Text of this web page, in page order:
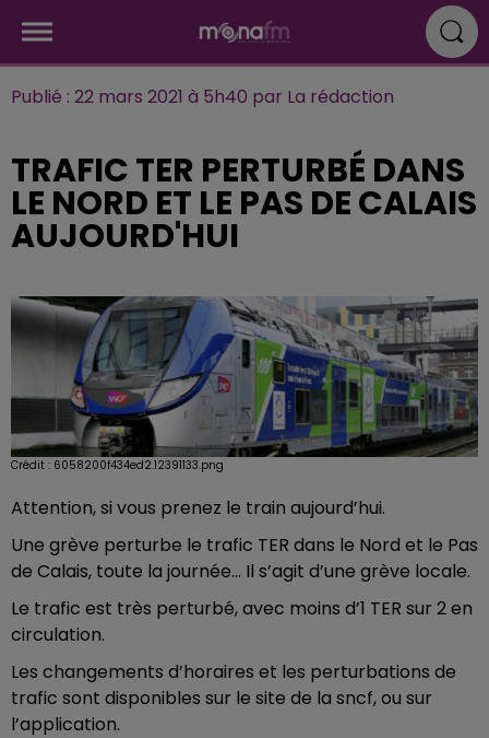
Publié : 22 mars 2021 à 5h40 par La rédaction
TRAFIC TER PERTURBÉ DANS
LE NORD ET LE PAS DE CALAIS
AUJOURD'HUI
Crédit : 6058200f434ed2.12391133.png
Attention, si vous prenez le train aujourd’hui.
Une grève perturbe le trafic TER dans le Nord et le Pas
de Calais, toute la journée… Il s’agit d’une grève locale.
Le trafic est très perturbé, avec moins d’1 TER sur 2 en
circulation.
Les changements d’horaires et les perturbations de
trafic sont disponibles sur le site de la sncf, ou sur
l’application.